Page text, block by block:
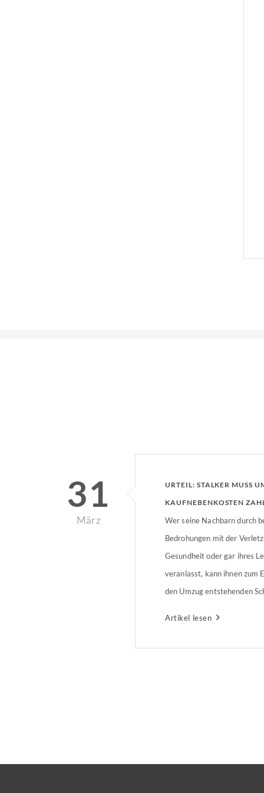
31
März
URTEIL: STALKER MUSS
KAUFNEBENKOSTEN
Wer seine Nachbarn durch
Bedrohungen mit der
Gesundheit oder gar ihres
veranlasst, kann ihnen zum
den Umzug entstehenden
Artikel lesen